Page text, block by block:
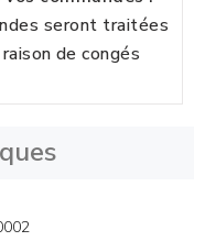
seront traitées
de congés